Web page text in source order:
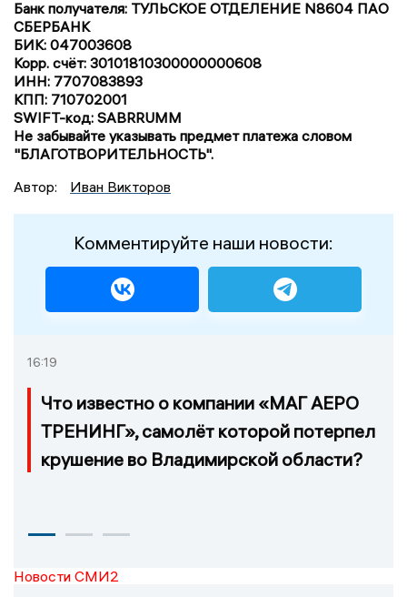
Банк получателя: ТУЛЬСКОЕ ОТДЕЛЕНИЕ N8604 ПАО
СБЕРБАНК
БИК: 047003608
Корр. счёт: 30101810300000000608
ИНН: 7707083893
КПП: 710702001
SWIFT-код: SABRRUMM
Не забывайте указывать предмет платежа словом
"БЛАГОТВОРИТЕЛЬНОСТЬ".
Автор:
Иван Викторов
Комментируйте наши новости:
16:19
Что известно о компании «МАГ АЕРО
ТРЕНИНГ», самолёт которой потерпел
крушение во Владимирской области?
Новости СМИ2